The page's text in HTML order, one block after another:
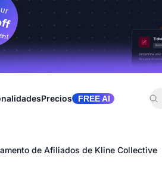
Precios FREE AI
de Afiliados de Kline Collective